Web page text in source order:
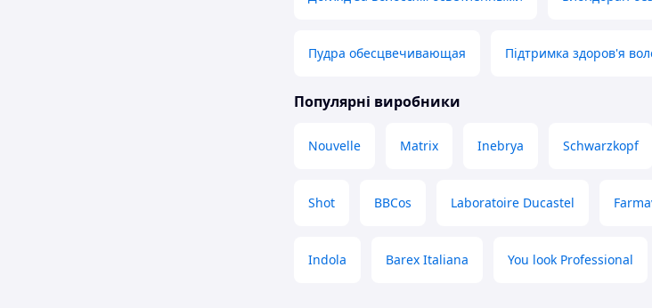
Пудра обесцвечивающая Підтримка здоров'я
Популярні виробники
Nouvelle Matrix Inebrya Schwarzkopf
Shot BBCos Laboratoire Ducastel
Indola Barex Italiana You look Professional